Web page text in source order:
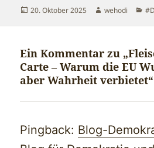
Veröffentlicht
20. Oktober 2025 Autor
wehodi
Ein Kommentar zu
Carte – Warum die EU
aber Wahrheit verbietet“
Pingback: Blog-